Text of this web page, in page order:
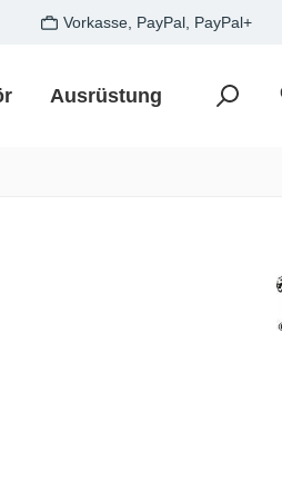
Vorkasse, PayPal, PayPal+
Ausrüstung Zielfisch